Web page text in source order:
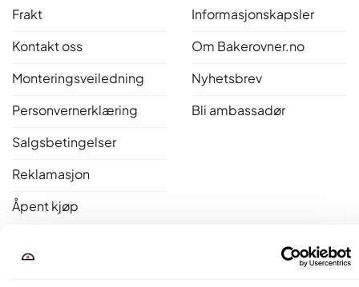
Frakt
Kontakt oss
Monteringsveiledning
Personvernerklæring
Salgsbetingelser
Reklamasjon
Åpent kjøp
Informasjonskapsler
Om Bakerovner.no
Nyhetsbrev
Bli ambassadør
Bakerovner.no er medlem av Norsk Varme